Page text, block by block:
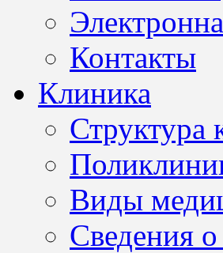
Контакты
Клиника
Структура
Виды
Сведения